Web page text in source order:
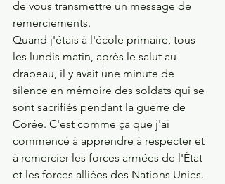
de vous transmettre un message de
remerciements.
Quand j'étais à l'école primaire, tous
les lundis matin, après le salut au
drapeau, il y avait une minute de
silence en mémoire des soldats qui se
sont sacrifiés pendant la guerre de
Corée. C'est comme ça que j'ai
commencé à apprendre à respecter et
à remercier les forces armées de l'État
et les forces alliées des Nations Unies.